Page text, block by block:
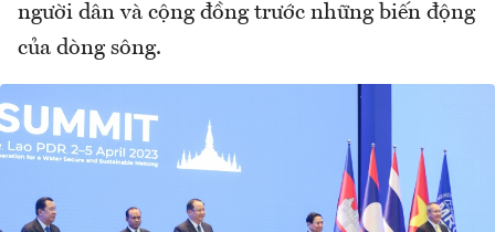
người dân và cộng đồng trước những biến động
của dòng sông.